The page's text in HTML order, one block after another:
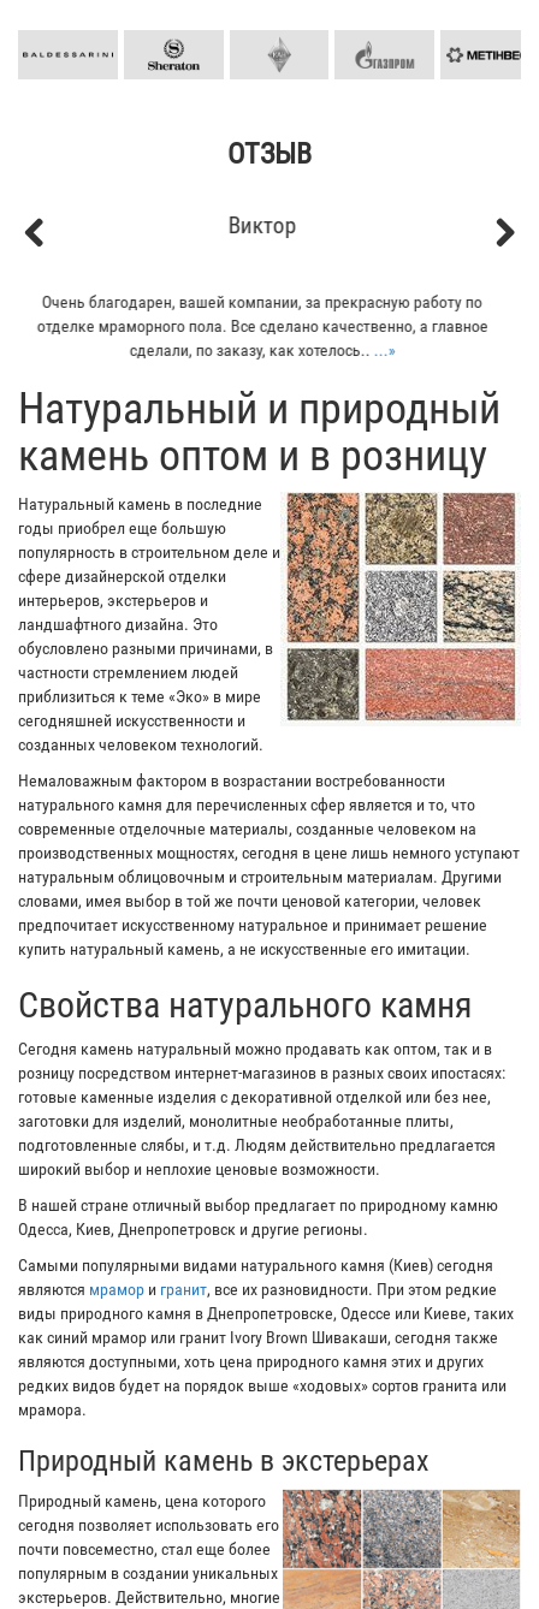
ОТЗЫВ
Кирилл
Мой отец заказывал плитку из гранита для своего дома. Больше
всего понравилось - индивидуальный подход к клиенту. Отец
остался очень доволен......»
​Натуральный и природный
камень оптом и в розницу
Натуральный камень в последние
годы приобрел еще большую
популярность в строительном деле и
сфере дизайнерской отделки
интерьеров, экстерьеров и
ландшафтного дизайна. Это
обусловлено разными причинами, в
частности стремлением людей
приблизиться к теме «Эко» в мире
сегодняшней искусственности и
созданных человеком технологий.
Немаловажным фактором в возрастании востребованности
натурального камня для перечисленных сфер является и то, что
современные отделочные материалы, созданные человеком на
производственных мощностях, сегодня в цене лишь немного уступают
натуральным облицовочным и строительным материалам. Другими
словами, имея выбор в той же почти ценовой категории, человек
предпочитает искусственному натуральное и принимает решение
купить натуральный камень, а не искусственные его имитации.
Свойства натурального камня
Сегодня камень натуральный можно продавать как оптом, так и в
розницу посредством интернет-магазинов в разных своих ипостасях:
готовые каменные изделия с декоративной отделкой или без нее,
заготовки для изделий, монолитные необработанные плиты,
подготовленные слябы, и т.д. Людям действительно предлагается
широкий выбор и неплохие ценовые возможности.
В нашей стране отличный выбор предлагает по природному камню
Одесса, Киев, Днепропетровск и другие регионы.
Самыми популярными видами натурального камня (Киев) сегодня
являются мрамор и гранит, все их разновидности. При этом редкие
виды природного камня в Днепропетровске, Одессе или Киеве, таких
как синий мрамор или гранит Ivory Brown Шивакаши, сегодня также
являются доступными, хоть цена природного камня этих и других
редких видов будет на порядок выше «ходовых» сортов гранита или
мрамора.
Природный камень в экстерьерах
Природный камень, цена которого
сегодня позволяет использовать его
почти повсеместно, стал еще более
популярным в создании уникальных
экстерьеров. Действительно, многие